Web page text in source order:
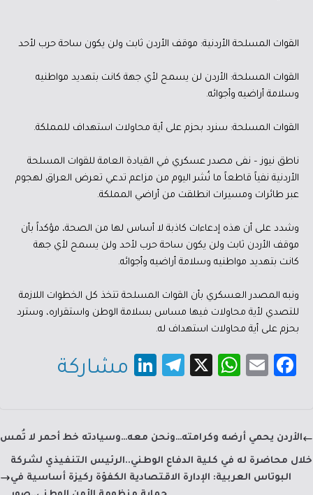
القوات المسلحة الأردنية: موقف الأردن ثابت ولن يكون ساحة حرب لأحد
القوات المسلحة: الأردن لن يسمح لأي جهة كانت بتهديد مواطنيه
وسلامة أراضيه وأجوائه.
القوات المسلحة: سنرد بحزم على أية محاولات استهداف للمملكة.
ناطق نيوز – نفى مصدر عسكري في القيادة العامة للقوات المسلحة
الأردنية نفياً قاطعاً ما نُشر اليوم من مزاعم تدعي تعرض العراق لهجوم
عبر طائرات ومسيرات انطلقت من أراضي المملكة.
وشدد على أن هذه إدعاءات كاذبة لا أساس لها من الصحة، مؤكداً بأن
موقف الأردن ثابت ولن يكون ساحة حرب لأحد ولن يسمح لأي جهة
كانت بتهديد مواطنيه وسلامة أراضيه وأجوائه.
ونبه المصدر العسكري بأن القوات المسلحة تتخذ كل الخطوات اللازمة
للتصدي لأية محاولات فيها مساس بسلامة الوطن واستقراره، وسترد
بحزم على أية محاولات استهداف له.
Fa
b
o
ok
E
W
sA
p
p
X
Te
a
m
Li
dI
n
مشاركة
الأردن يحمي أرضه وكرامته…ونحن معه…وسيادته خط أحمر لا تُمس
خلال محاضرة له في كلية الدفاع الوطني..الرئيس التنفيذي لشركة
البوتاس العربية: الإدارة الاقتصادية الكفؤة ركيزة أساسية في